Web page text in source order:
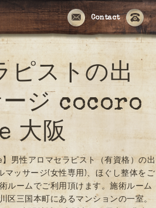
Contact
ピストの出
ージ cocoro
大阪
男性アロマセラピスト（有資格）の出
マッサージ(女性専用)、ほぐし整体をご
ルームでご利用頂けます。施術ルーム
区三国本町にあるマンションの一室。